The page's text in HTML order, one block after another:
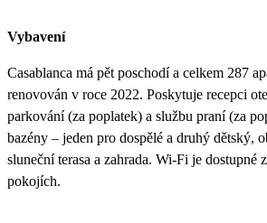
Vybavení
Casablanca má pět poschodí a celkem 287
renovován v roce 2022. Poskytuje recepci
parkování (za poplatek) a službu praní (za
bazény – jeden pro dospělé a druhý dětský,
sluneční terasa a zahrada. Wi-Fi je dostupné
pokojích.